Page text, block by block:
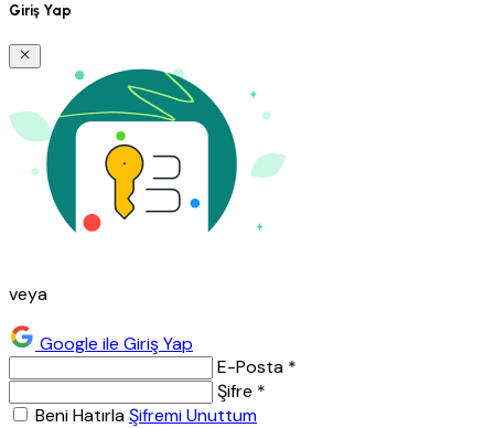
Giriş Yap
veya
Google ile Giriş Yap
E-Posta *
Şifre *
Beni HatırlaŞifremi Unuttum